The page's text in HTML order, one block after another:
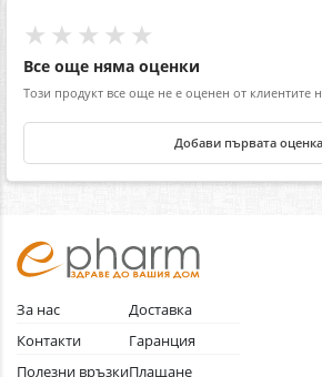
★★★★★
Все още няма оценки
Този продукт все още не е оценен от клиентите
Добави първата оценка
За нас
Контакти
Полезни връзки
Доставка
Гаранция
Плащане